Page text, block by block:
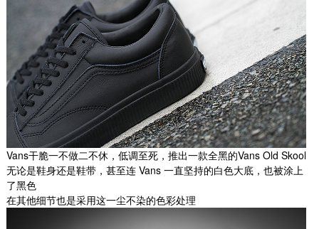
Vans干脆一不做二不休，低调至死，推出一款全黑的Vans Old Skool
无论是鞋身还是鞋带，甚至连 Vans 一直坚持的白色大底，也被涂上
了黑色
在其他细节也是采用这一尘不染的色彩处理